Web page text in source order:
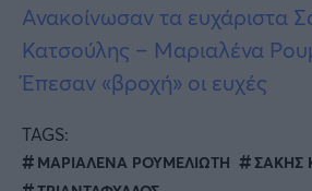
Ανακοίνωσαν τα ευχάριστα
Κατσούλης – Μαριαλένα
Έπεσαν «βροχή» οι ευχές
TAGS:
ΜΑΡΙΑΛΕΝΑ ΡΟΥΜΕΛΙΩΤΗ
ΣΑΚΗΣ